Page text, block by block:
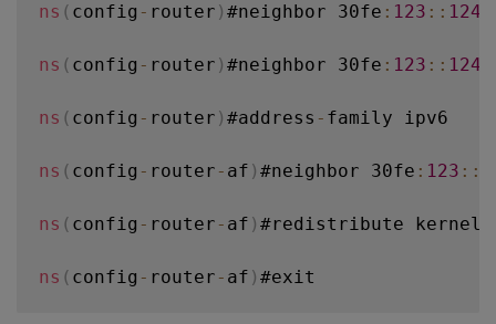
ns ( config - router ) #neighbor 30fe : 123 : : 124
ns ( config - router ) #neighbor 30fe : 123 : : 124
ns ( config - router ) #address - family ipv6
ns ( config - router - af ) #neighbor 30fe : 123 : :
ns ( config - router - af ) #redistribute kernel
ns ( config - router - af ) #exit